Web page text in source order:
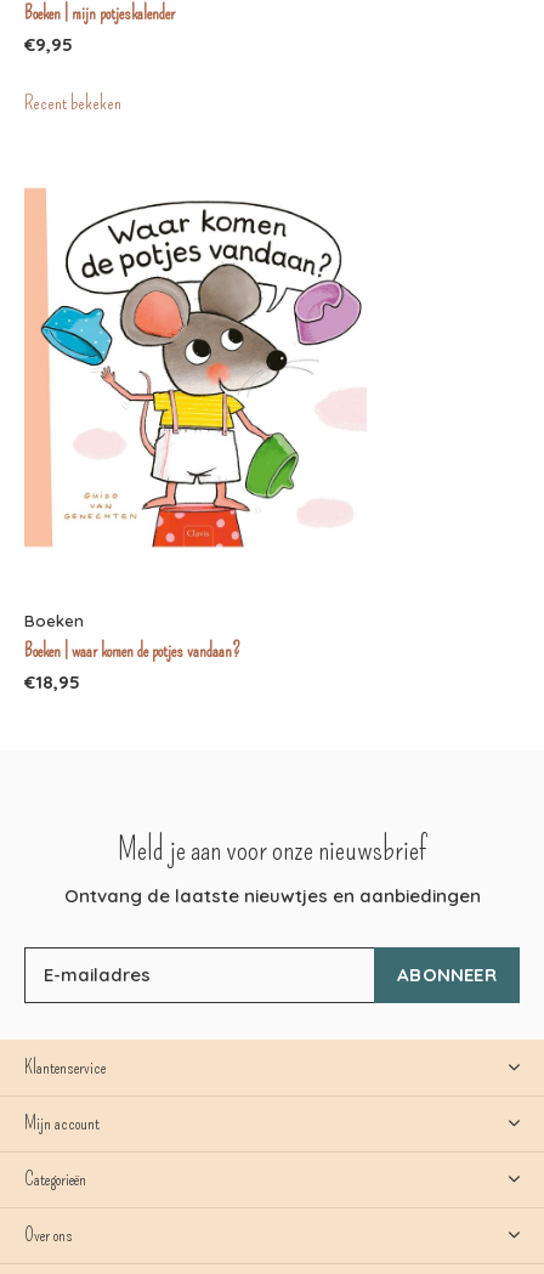
Boeken | mijn potjeskalender
€9,95
Recent bekeken
Boeken
Boeken | waar komen de potjes vandaan?
€18,95
Meld je aan voor onze nieuwsbrief
Ontvang de laatste nieuwtjes en aanbiedingen
ABONNEER
Klantenservice
Mijn account
Categorieën
Over ons